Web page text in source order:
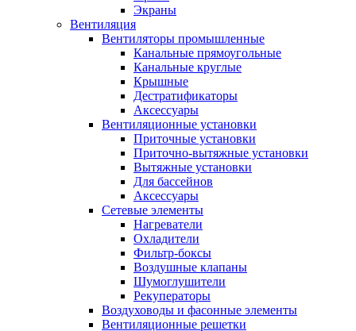
Экраны
Вентиляция
Вентиляторы промышленные
Канальные прямоугольные
Канальные круглые
Крышные
Дестратификаторы
Аксессуары
Вентиляционные установки
Приточные установки
Приточно-вытяжные установки
Вытяжные установки
Для бассейнов
Аксессуары
Сетевые элементы
Нагреватели
Охладители
Фильтр-боксы
Воздушные клапаны
Шумоглушители
Рекуператоры
Воздуховоды и фасонные элементы
Вентиляционные решетки